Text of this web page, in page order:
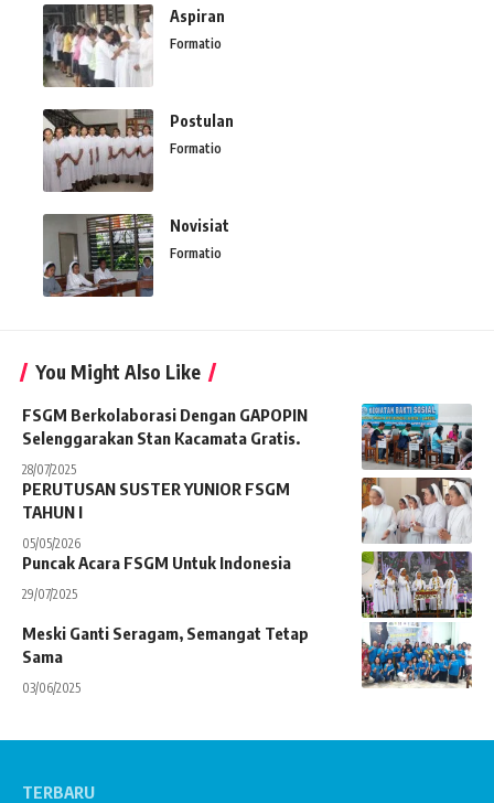
Aspiran
Formatio
Postulan
Formatio
Novisiat
Formatio
You Might Also Like
FSGM Berkolaborasi Dengan GAPOPIN
Selenggarakan Stan Kacamata Gratis.
28/07/2025
PERUTUSAN SUSTER YUNIOR FSGM
TAHUN I
05/05/2026
Puncak Acara FSGM Untuk Indonesia
29/07/2025
Meski Ganti Seragam, Semangat Tetap
Sama
03/06/2025
TERBARU